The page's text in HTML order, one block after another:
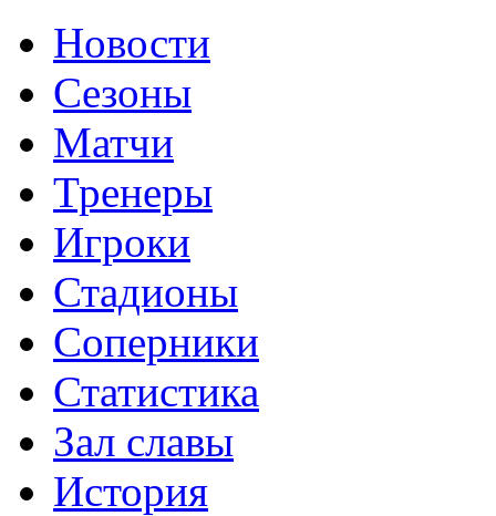
Новости
Сезоны
Матчи
Тренеры
Игроки
Стадионы
Соперники
Статистика
Зал славы
История